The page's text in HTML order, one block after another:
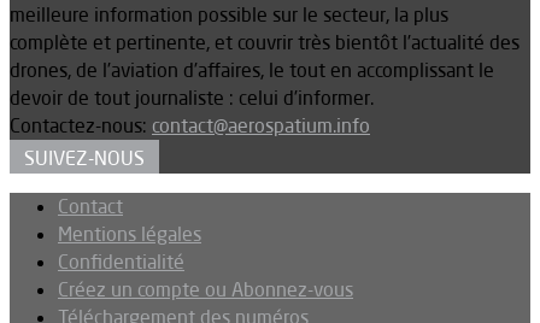
meilleure information possible sur le secteur, la plus
complète et pertinente, et couvrir très bientôt l’actualité des
drones, de l’aviation d’affaires, le tout en accomplissant le
devoir de tout journaliste : celui d’informer.
Contactez-nous: contact@aerospatium.info
SUIVEZ-NOUS
Contact
Mentions légales
Confidentialité
Créez un compte ou Abonnez-vous
Téléchargement des numéros